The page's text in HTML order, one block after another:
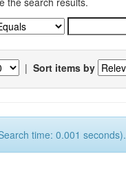
| Sort items by
time: 0.001 seconds).